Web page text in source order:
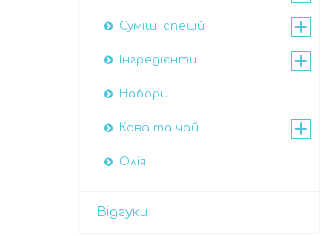
Суміші спецій
Інгредієнти
Набори
Кава та чай
Олія
Відгуки